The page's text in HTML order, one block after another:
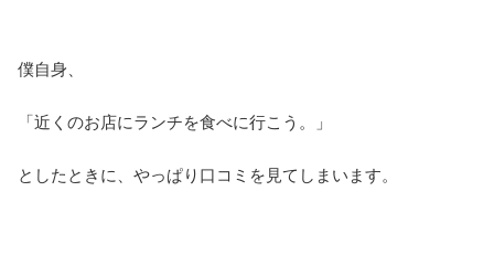
僕自身、
「近くのお店にランチを食べに行こう。」
としたときに、やっぱり口コミを見てしまいます。